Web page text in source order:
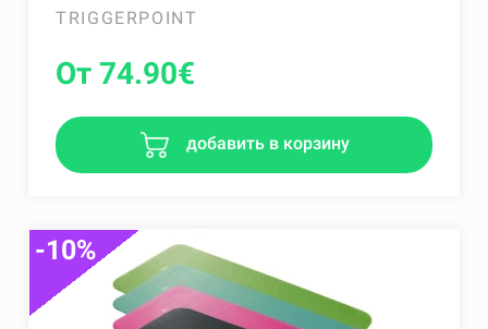
TRIGGERPOINT
От 74.90€
добавить в корзину
-10%